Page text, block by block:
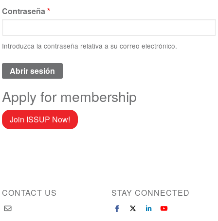
Contraseña
Introduzca la contraseña relativa a su correo electrónico.
Apply for membership
Join ISSUP Now!
CONTACT US STAY CONNECTED